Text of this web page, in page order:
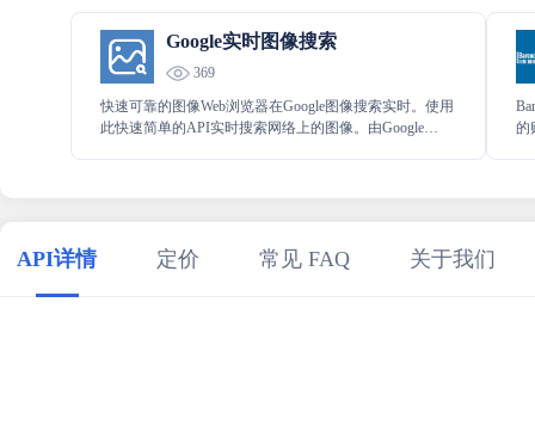
Google实时图像搜索
369
快速可靠的图像Web浏览器在Google图像搜索实时。使用
此快速简单的API实时搜索网络上的图像。由Google
的
API详情 定价 常见 FAQ 关于我们